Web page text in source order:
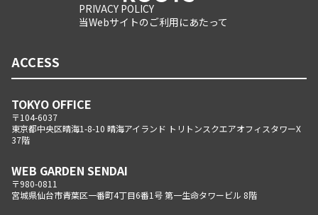
PRIVACY POLICY
当Webサイトのご利用にあたって
ACCESS
TOKYO OFFICE
〒104-6037
東京都中央区晴海1-8-10 晴海アイランド トリトンスクエアオフィスタワーX
37階
WEB GARDEN SENDAI
〒980-0811
宮城県仙台市青葉区一番町4丁目6番1号 第一生命タワービル 8階